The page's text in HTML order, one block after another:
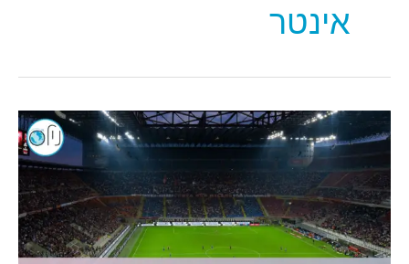
אינטר
ינואר
משוגע
עם
אפשרות
לצפיה
במשחקי
ליגה